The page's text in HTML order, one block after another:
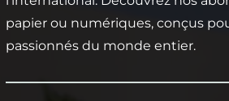
papier ou numériques, conçus
passionnés du monde entier.